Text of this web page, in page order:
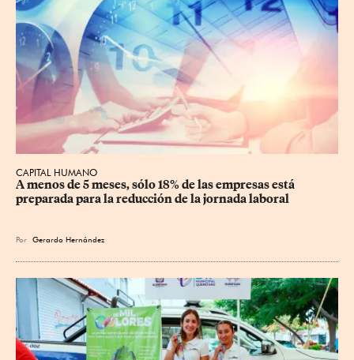
CAPITAL HUMANO
A menos de 5 meses, sólo 18% de las empresas está
preparada para la reducción de la jornada laboral
Por Gerardo Hernández